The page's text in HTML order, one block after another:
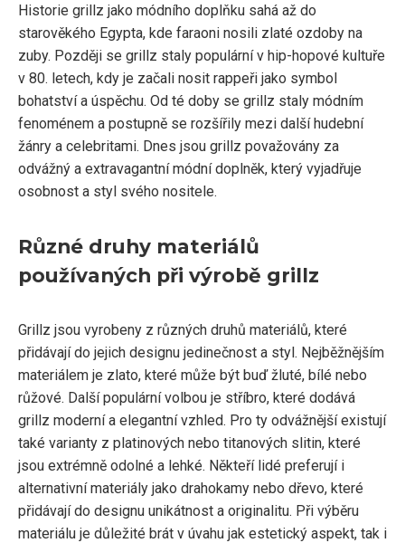
Historie grillz jako módního doplňku sahá až do
starověkého Egypta, kde faraoni nosili zlaté ozdoby na
zuby. Později se grillz staly populární v hip-hopové kultuře
v 80. letech, kdy je začali nosit rappeři jako symbol
bohatství a úspěchu. Od té doby se grillz staly módním
fenoménem a postupně se rozšířily mezi další hudební
žánry a celebritami. Dnes jsou grillz považovány za
odvážný a extravagantní módní doplněk, který vyjadřuje
osobnost a styl svého nositele.
Různé druhy materiálů
používaných při výrobě grillz
Grillz jsou vyrobeny z různých druhů materiálů, které
přidávají do jejich designu jedinečnost a styl. Nejběžnějším
materiálem je zlato, které může být buď žluté, bílé nebo
růžové. Další populární volbou je stříbro, které dodává
grillz moderní a elegantní vzhled. Pro ty odvážnější existují
také varianty z platinových nebo titanových slitin, které
jsou extrémně odolné a lehké. Někteří lidé preferují i
alternativní materiály jako drahokamy nebo dřevo, které
přidávají do designu unikátnost a originalitu. Při výběru
materiálu je důležité brát v úvahu jak estetický aspekt, tak i